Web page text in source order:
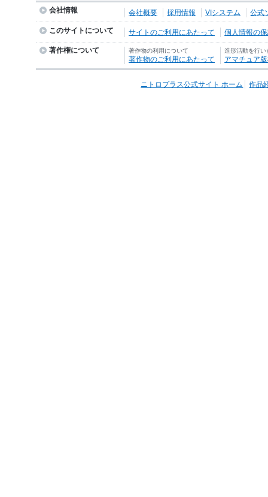
会社情報 会社概要 採用情報 VIシステム 公式
このサイトについて サイトのご利用にあたって 個人情報の
著作権について 著作物の利用について
著作物のご利用にあたって
造形活動を行い
アマチュア
ニトロプラス公式サイト ホーム 作品